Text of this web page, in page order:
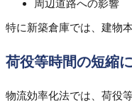
周辺道路への影響
特に新築倉庫では、建物
荷役等時間の短縮
物流効率化法では、荷役